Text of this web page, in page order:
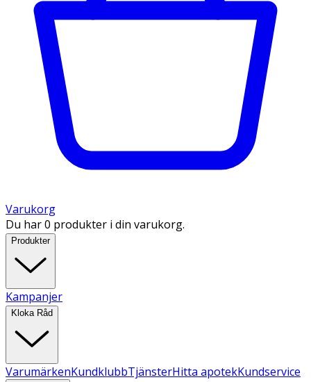
Varukorg
Du har 0 produkter i din varukorg.
Produkter
Kampanjer
Kloka Råd
VarumärkenKundklubbTjänsterHitta apotekKundservice